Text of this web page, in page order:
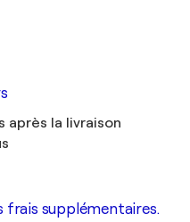
après la livraison
frais supplémentaires.